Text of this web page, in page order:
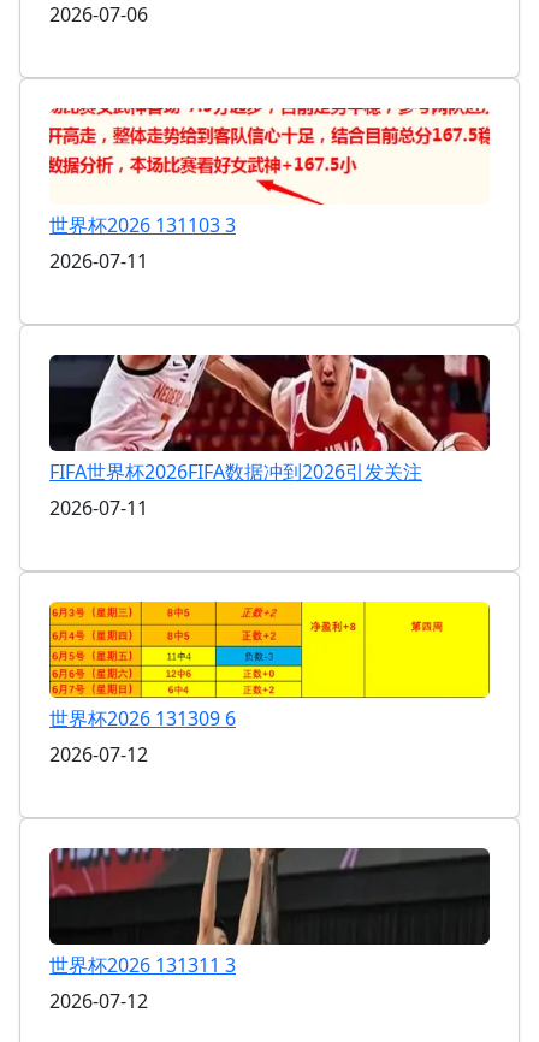
2026-07-06
世界杯2026 131103 3
2026-07-11
FIFA世界杯2026FIFA数据冲到2026引发关注
2026-07-11
世界杯2026 131309 6
2026-07-12
世界杯2026 131311 3
2026-07-12